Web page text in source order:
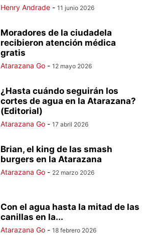
Henry Andrade - 11 junio 2026
Moradores de la ciudadela
recibieron atención médica
gratis
Atarazana Go - 12 mayo 2026
¿Hasta cuándo seguirán los
cortes de agua en la Atarazana?
(Editorial)
Atarazana Go - 17 abril 2026
Brian, el king de las smash
burgers en la Atarazana
Atarazana Go - 22 marzo 2026
Con el agua hasta la mitad de las
canillas en la...
Atarazana Go - 18 febrero 2026